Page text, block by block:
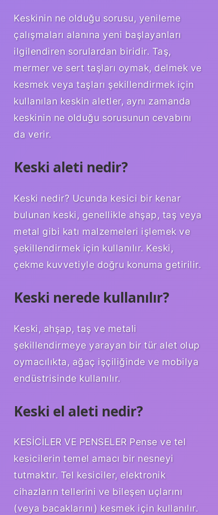
Keskinin ne olduğu sorusu, yenileme
çalışmaları alanına yeni başlayanları
ilgilendiren sorulardan biridir. Taş,
mermer ve sert taşları oymak, delmek ve
kesmek veya taşları şekillendirmek için
kullanılan keskin aletler, aynı zamanda
keskinin ne olduğu sorusunun cevabını
da verir.
Keski aleti nedir?
Keski nedir? Ucunda kesici bir kenar
bulunan keski, genellikle ahşap, taş veya
metal gibi katı malzemeleri işlemek ve
şekillendirmek için kullanılır. Keski,
çekme kuvvetiyle doğru konuma getirilir.
Keski nerede kullanılır?
Keski, ahşap, taş ve metali
şekillendirmeye yarayan bir tür alet olup
oymacılıkta, ağaç işçiliğinde ve mobilya
endüstrisinde kullanılır.
Keski el aleti nedir?
KESİCİLER VE PENSELER Pense ve tel
kesicilerin temel amacı bir nesneyi
tutmaktır. Tel kesiciler, elektronik
cihazların tellerini ve bileşen uçlarını
(veya bacaklarını) kesmek için kullanılır.